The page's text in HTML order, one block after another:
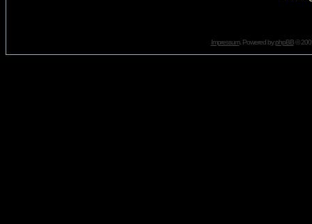
Impressum. Powered byphpBB©